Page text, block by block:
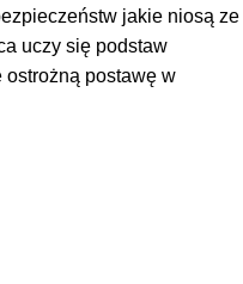
jakie niosą ze
uczy się podstaw
ostrożną postawę w